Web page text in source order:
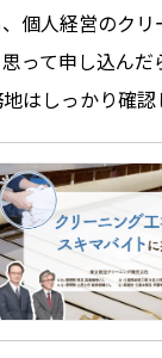
個人経営のク
って申し込ん
はしっかり確認